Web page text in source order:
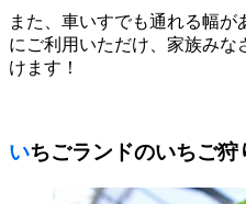
また、車いすでも通れる幅
にご利用いただけ、家族み
けます！
いちごランドのいちご